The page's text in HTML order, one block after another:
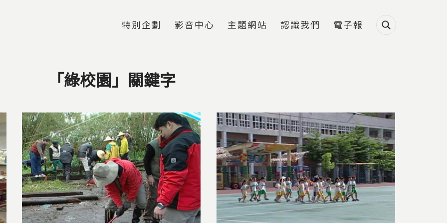
特別企劃 影音中心 主題網站 認識我們 電子報
「綠校園」關鍵字